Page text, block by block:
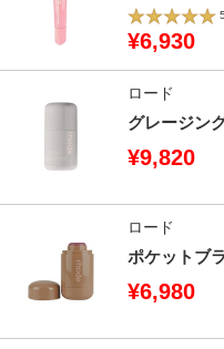
¥6,930
ロード
グレージン
¥9,820
ロード
ポケットブ
¥6,980